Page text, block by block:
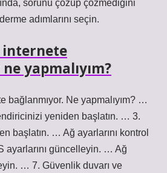
sorunu çözüp çözmediğini
adımlarını seçin.
internete
yapmalıyım?
bağlanmıyor. Ne yapmalıyım? …
yeniden başlatın. … 3.
başlatın. … Ağ ayarlarını kontrol
güncelleyin. … Ağ
… 7. Güvenlik duvarı ve